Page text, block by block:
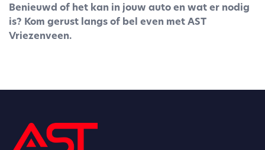
Benieuwd of het kan in jouw auto en wat er nodig
is? Kom gerust langs of bel even met AST
Vriezenveen.